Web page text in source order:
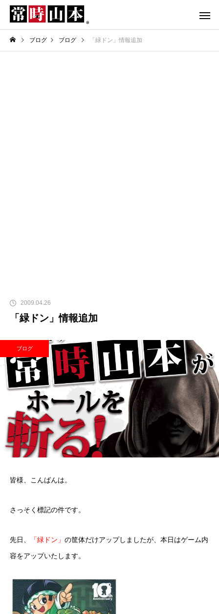
ブログ ブログ 「緑ドン」情報追加
2009.04.26
「緑ドン」情報追加
ブログ
皆様、こんばんは。
さっそく標記の件です。
先日、 「緑ドン」 の筐体だけアップしましたが、本日はゲーム内
容をアップいたします。